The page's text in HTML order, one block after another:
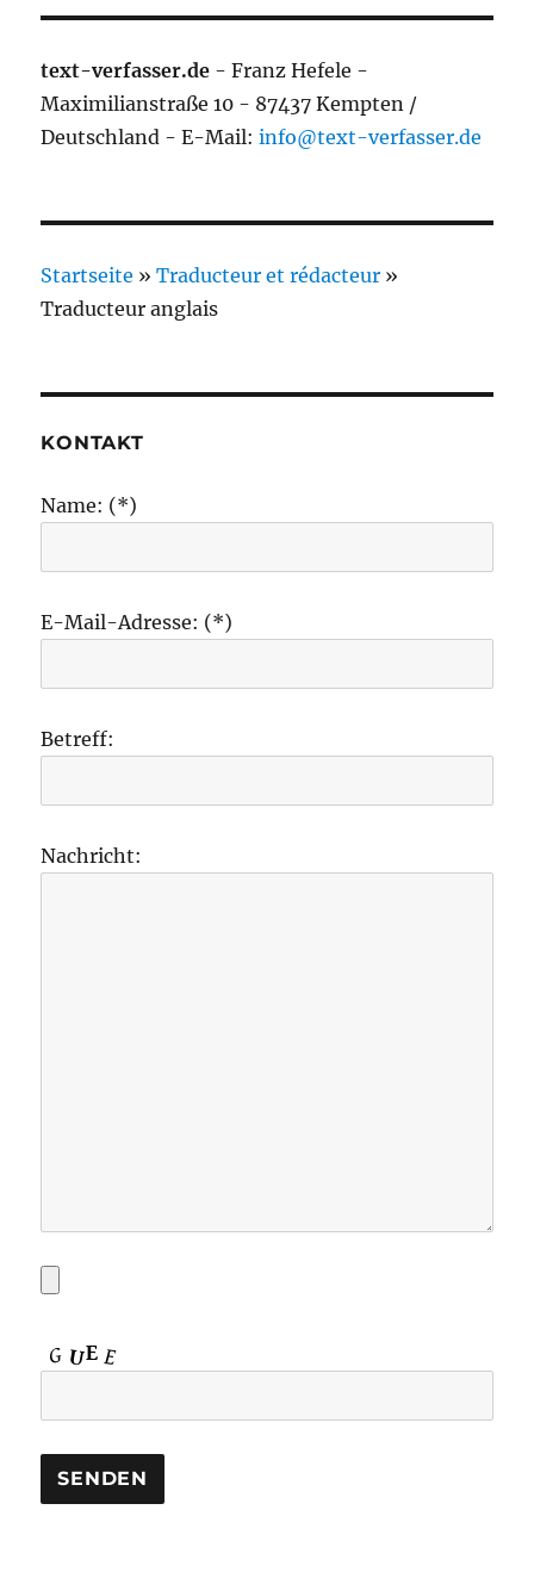
text-verfasser.de - Franz Hefele -
Maximilianstraße 10 - 87437 Kempten /
Deutschland - E-Mail:info@text-verfasser.de
Startseite »Traducteur et rédacteur »
Traducteur anglais
KONTAKT
Name: (*)
E-Mail-Adresse: (*)
Betreff:
Nachricht: